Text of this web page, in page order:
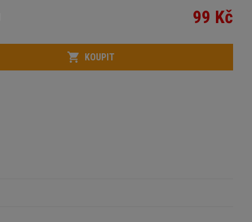
99 Kč
KOUPIT